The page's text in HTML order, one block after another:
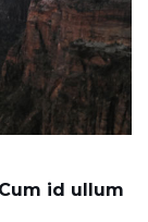
id ullum